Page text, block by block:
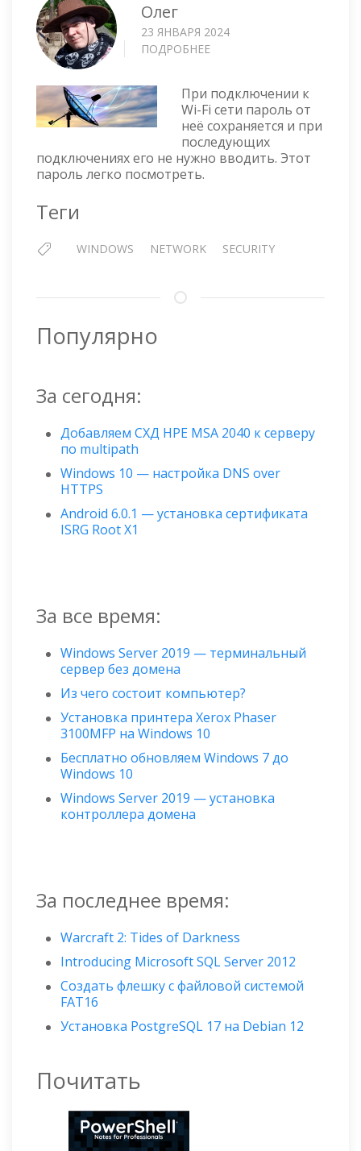
Олег
23 ЯНВАРЯ 2024
ПОДРОБНЕЕ
—
ПОСМОТРЕТЬ
СОХРАНЁННЫЙ
ПАРОЛЬ
ОТ
При подключении к
Wi-Fi сети пароль от
неё сохраняется и при
последующих
подключениях его не нужно вводить. Этот
пароль легко посмотреть.
Теги
WINDOWS NETWORK SECURITY
Популярно
За сегодня:
Добавляем СХД HPE MSA 2040 к серверу
по multipath
Windows 10 — настройка DNS over
HTTPS
Android 6.0.1 — установка сертификата
ISRG Root X1
За все время:
Windows Server 2019 — терминальный
сервер без домена
Из чего состоит компьютер?
Установка принтера Xerox Phaser
3100MFP на Windows 10
Бесплатно обновляем Windows 7 до
Windows 10
Windows Server 2019 — установка
контроллера домена
За последнее время:
Warcraft 2: Tides of Darkness
Introducing Microsoft SQL Server 2012
Создать флешку с файловой системой
FAT16
Установка PostgreSQL 17 на Debian 12
Почитать